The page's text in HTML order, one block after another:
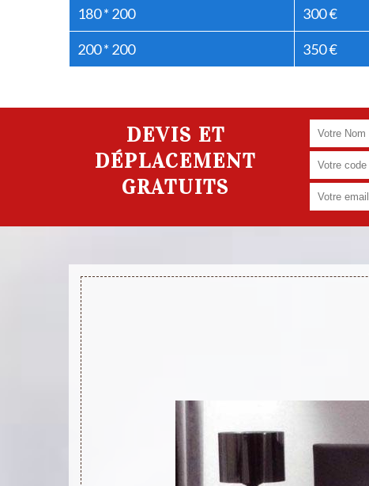
180 * 200 300 €
200 * 200 350 €
DEVIS ET
DÉPLACEMENT
GRATUITS